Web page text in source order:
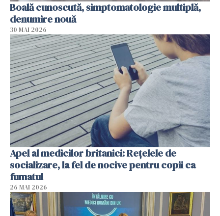
Boală cunoscută, simptomatologie multiplă,
denumire nouă
30 MAI 2026
Apel al medicilor britanici: Reţelele de
socializare, la fel de nocive pentru copii ca
fumatul
26 MAI 2026